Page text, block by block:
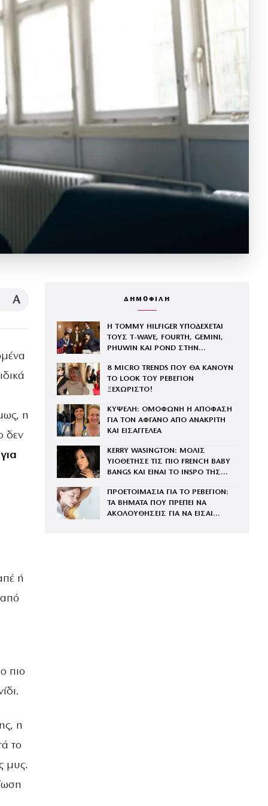
A
η
δεν
ή
πιο
η
το
μυς.
ΔΗΜΟΦΙΛΗ
Η TOMMY HILFIGER ΥΠΟΔΕΧΕΤΑΙ
ΤΟΥΣ Τ-WAVE, FOURTH, GEMINI,
PHUWIN ΚΑΙ POND ΣΤΗΝ
8 MICRO TRENDS ΠΟΥ ΘΑ ΚΑΝΟΥΝ
ΤΟ LOOK ΤΟΥ ΡΕΒΕΓΙΟΝ
ΞΕΧΩΡΙΣΤΟ!
ΚΥΨΕΛΗ: ΟΜΟΦΩΝΗ Η ΑΠΟΦΑΣΗ
ΓΙΑ ΤΟΝ ΑΦΓΑΝΟ ΑΠΟ ΑΝΑΚΡΙΤΗ
ΚΑΙ ΕΙΣΑΓΓΕΛΕΑ
KERRY WASINGTON: ΜΟΛΙΣ
ΥΙΟΘΕΤΗΣΕ ΤΙΣ ΠΙΟ FRENCH BABY
BANGS ΚΑΙ ΕΙΝΑΙ ΤΟ INSPO ΤΗΣ
ΠΡΟΕΤΟΙΜΑΣΙΑ ΓΙΑ ΤΟ ΡΕΒΕΓΙΟΝ:
ΤΑ ΒΗΜΑΤΑ ΠΟΥ ΠΡΕΠΕΙ ΝΑ
ΑΚΟΛΟΥΘΗΣΕΙΣ ΓΙΑ ΝΑ ΕΙΣΑΙ